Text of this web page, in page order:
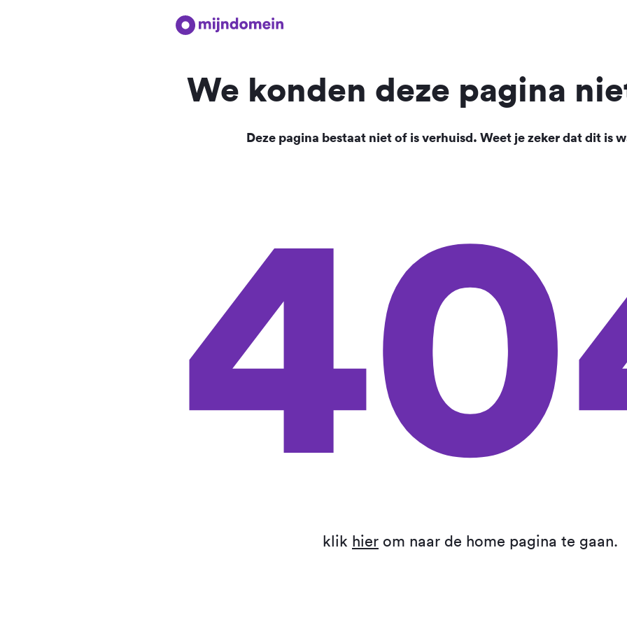
We konden deze pagina
Deze pagina bestaat niet of is verhuisd. Weet je zeker dat dit is
klik hier om naar de home pagina te gaan.